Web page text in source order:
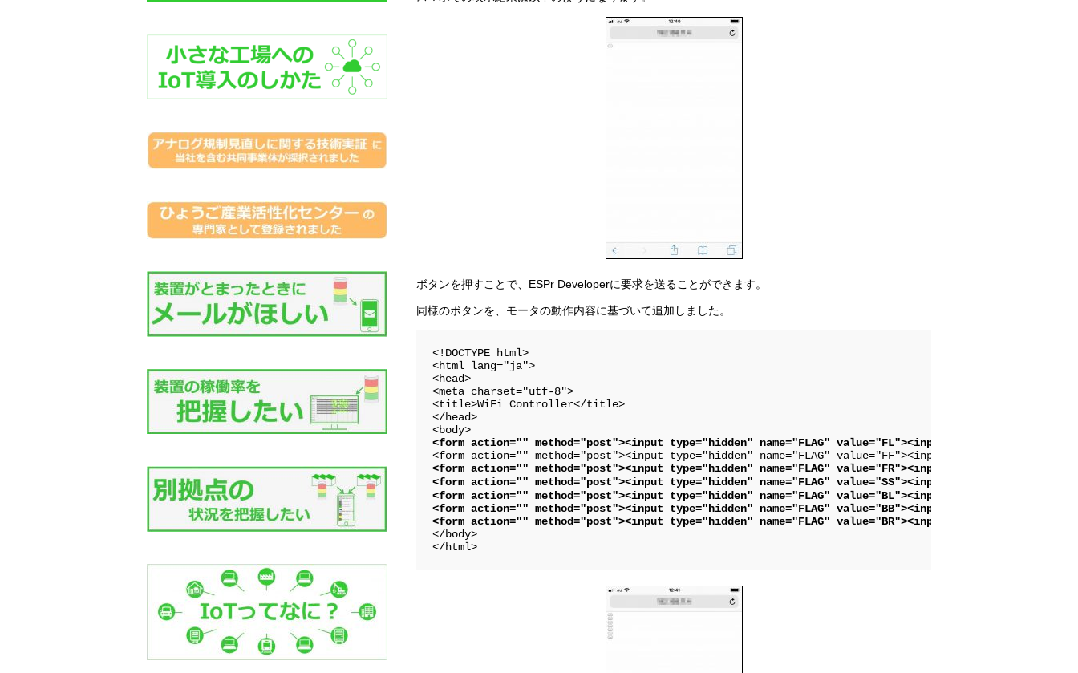
ボタンを押すことで、ESPr Developerに要求を送ることができます。
同様のボタンを、モータの動作内容に基づいて追加しました。
<!DOCTYPE html>
<html lang="ja">
<head>
<meta charset="utf-8">
<title>WiFi Controller</title>
</head>
<form action="" method="post"><input type="hidden" name="FLAG" value="FL"><input type="submit"
<form action="" method="post"><input type="hidden" name="FLAG" value="FR"><input type="submit"
<form action="" method="post"><input type="hidden" name="FLAG" value="SS"><input type="submit"
<form action="" method="post"><input type="hidden" name="FLAG" value="BL"><input type="submit"
<form action="" method="post"><input type="hidden" name="FLAG" value="BB"><input type="submit"
<form action="" method="post"><input type="hidden" name="FLAG" value="BR"><input type="submit"
</body>